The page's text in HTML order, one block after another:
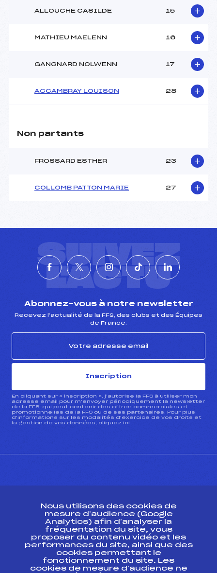
ALLOUCHE CASILDE 15
MATHIEU MAELENN 16
GANGNARD NOLWENN 17
ACCAMBRAY LOUISON 28
Non partants
FROSSARD ESTHER 23
COLLOMB PATTON MARIE 27
SUIVEZ
L'ACTU
Abonnez-vous à notre newsletter
Recevez l’actualité de la FFS, des clubs et des Équipes
de France.
Inscription
En cliquant sur « inscription », j’autorise la FFS à utiliser mon
adresse email pour m’envoyer périodiquement la newsletter
de la FFS, qui peut contenir des offres commerciales et
promotionnelles de la FFS ou de ses partenaires. Pour plus
d’informations sur les modalités d’exercice de vos droits et
la gestion de vos données, cliquez ici
Ressources
Pass’Neige
Projet sportif fédéral
Projet de performance fédéral
Nous utilisons des cookies de
mesure d’audience (Google
Analytics) afin d’analyser la
fréquentation du site, vous
proposer du contenu vidéo et les
performances du site, ainsi que des
cookies permettant le
fonctionnement du site. Les
cookies de mesure d’audience ne